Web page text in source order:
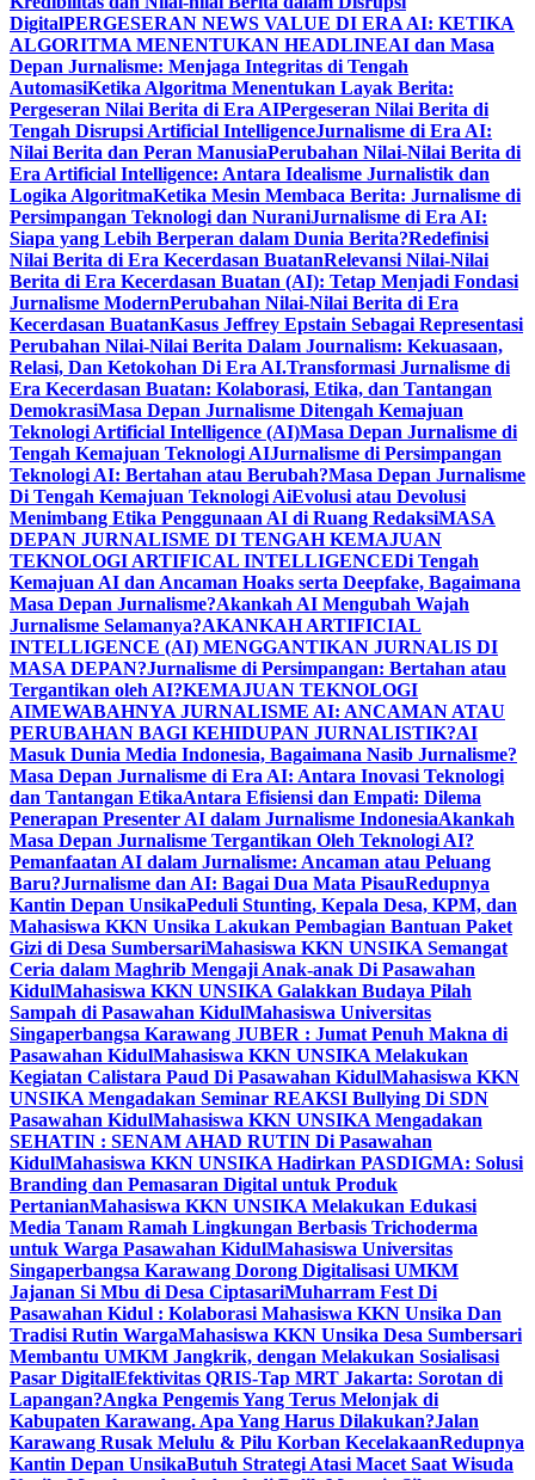
DigitalPERGESERAN NEWS VALUE DI ERA AI: KETIKA
ALGORITMA MENENTUKAN HEADLINEAI dan Masa
Depan Jurnalisme: Menjaga Integritas di Tengah
AutomasiKetika Algoritma Menentukan Layak Berita:
Pergeseran Nilai Berita di Era AIPergeseran Nilai Berita di
Tengah Disrupsi Artificial IntelligenceJurnalisme di Era AI:
Nilai Berita dan Peran ManusiaPerubahan Nilai-Nilai Berita di
Era Artificial Intelligence: Antara Idealisme Jurnalistik dan
Logika AlgoritmaKetika Mesin Membaca Berita: Jurnalisme di
Persimpangan Teknologi dan NuraniJurnalisme di Era AI:
Siapa yang Lebih Berperan dalam Dunia Berita?Redefinisi
Nilai Berita di Era Kecerdasan BuatanRelevansi Nilai-Nilai
Berita di Era Kecerdasan Buatan (AI): Tetap Menjadi Fondasi
Jurnalisme ModernPerubahan Nilai-Nilai Berita di Era
Kecerdasan BuatanKasus Jeffrey Epstain Sebagai Representasi
Perubahan Nilai-Nilai Berita Dalam Journalism: Kekuasaan,
Relasi, Dan Ketokohan Di Era AI.Transformasi Jurnalisme di
Era Kecerdasan Buatan: Kolaborasi, Etika, dan Tantangan
DemokrasiMasa Depan Jurnalisme Ditengah Kemajuan
Teknologi Artificial Intelligence (AI)Masa Depan Jurnalisme di
Tengah Kemajuan Teknologi AIJurnalisme di Persimpangan
Teknologi AI: Bertahan atau Berubah?Masa Depan Jurnalisme
Di Tengah Kemajuan Teknologi AiEvolusi atau Devolusi
Menimbang Etika Penggunaan AI di Ruang RedaksiMASA
DEPAN JURNALISME DI TENGAH KEMAJUAN
TEKNOLOGI ARTIFICAL INTELLIGENCEDi Tengah
Kemajuan AI dan Ancaman Hoaks serta Deepfake, Bagaimana
Masa Depan Jurnalisme?Akankah AI Mengubah Wajah
Jurnalisme Selamanya?AKANKAH ARTIFICIAL
INTELLIGENCE (AI) MENGGANTIKAN JURNALIS DI
MASA DEPAN?Jurnalisme di Persimpangan: Bertahan atau
Tergantikan oleh AI?KEMAJUAN TEKNOLOGI
AIMEWABAHNYA JURNALISME AI: ANCAMAN ATAU
PERUBAHAN BAGI KEHIDUPAN JURNALISTIK?AI
Masuk Dunia Media Indonesia, Bagaimana Nasib Jurnalisme?
Masa Depan Jurnalisme di Era AI: Antara Inovasi Teknologi
dan Tantangan EtikaAntara Efisiensi dan Empati: Dilema
Penerapan Presenter AI dalam Jurnalisme IndonesiaAkankah
Masa Depan Jurnalisme Tergantikan Oleh Teknologi AI?
Pemanfaatan AI dalam Jurnalisme: Ancaman atau Peluang
Baru?Jurnalisme dan AI: Bagai Dua Mata PisauRedupnya
Kantin Depan UnsikaPeduli Stunting, Kepala Desa, KPM, dan
Mahasiswa KKN Unsika Lakukan Pembagian Bantuan Paket
Gizi di Desa SumbersariMahasiswa KKN UNSIKA Semangat
Ceria dalam Maghrib Mengaji Anak-anak Di Pasawahan
KidulMahasiswa KKN UNSIKA Galakkan Budaya Pilah
Sampah di Pasawahan KidulMahasiswa Universitas
Singaperbangsa Karawang JUBER : Jumat Penuh Makna di
Pasawahan KidulMahasiswa KKN UNSIKA Melakukan
Kegiatan Calistara Paud Di Pasawahan KidulMahasiswa KKN
UNSIKA Mengadakan Seminar REAKSI Bullying Di SDN
Pasawahan KidulMahasiswa KKN UNSIKA Mengadakan
SEHATIN : SENAM AHAD RUTIN Di Pasawahan
KidulMahasiswa KKN UNSIKA Hadirkan PASDIGMA: Solusi
Branding dan Pemasaran Digital untuk Produk
PertanianMahasiswa KKN UNSIKA Melakukan Edukasi
Media Tanam Ramah Lingkungan Berbasis Trichoderma
untuk Warga Pasawahan KidulMahasiswa Universitas
Singaperbangsa Karawang Dorong Digitalisasi UMKM
Jajanan Si Mbu di Desa CiptasariMuharram Fest Di
Pasawahan Kidul : Kolaborasi Mahasiswa KKN Unsika Dan
Tradisi Rutin WargaMahasiswa KKN Unsika Desa Sumbersari
Membantu UMKM Jangkrik, dengan Melakukan Sosialisasi
Pasar DigitalEfektivitas QRIS-Tap MRT Jakarta: Sorotan di
Lapangan?Angka Pengemis Yang Terus Melonjak di
Kabupaten Karawang. Apa Yang Harus Dilakukan?Jalan
Karawang Rusak Melulu & Pilu Korban KecelakaanRedupnya
Kantin Depan UnsikaButuh Strategi Atasi Macet Saat Wisuda